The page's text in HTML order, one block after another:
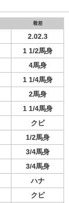
着差
2.02.3
1 1/2馬身
4馬身
1 1/4馬身
2馬身
1 1/4馬身
クビ
1/2馬身
3/4馬身
3/4馬身
ハナ
クビ